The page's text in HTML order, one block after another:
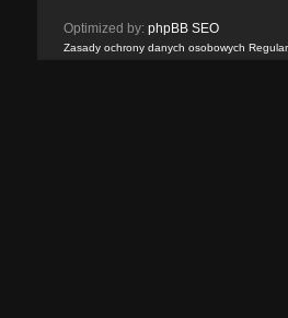
Optimized by: phpBB SEO
Zasady ochrony danych osobowych